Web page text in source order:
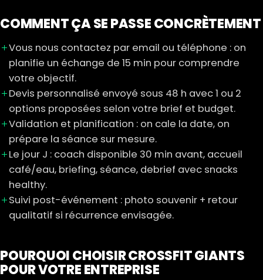
COMMENT ÇA SE PASSE CONCRÈTEMENT
Vous nous contactez par email ou téléphone : on
planifie un échange de 15 min pour comprendre
votre objectif.
Devis personnalisé envoyé sous 48 h avec 1 ou 2
options proposées selon votre brief et budget.
Validation et planification : on cale la date, on
prépare la séance sur mesure.
Le jour J : coach disponible 30 min avant, accueil
café/eau, briefing, séance, debrief avec snacks
healthy.
Suivi post-événement : photo souvenir + retour
qualitatif si récurrence envisagée.
POURQUOI CHOISIR CROSSFIT GIANTS
POUR VOTRE ENTREPRISE